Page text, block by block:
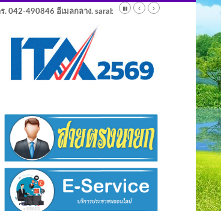
490846 อีเมลกลาง. saraban@laotangkham.go.th